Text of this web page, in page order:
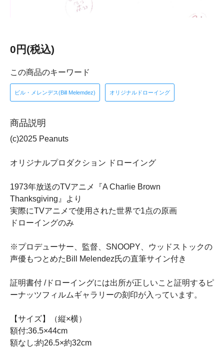
0円(税込)
この商品のキーワード
ビル・メレンデス(Bill Melemdez) オリジナルドローイング
商品説明
(c)2025 Peanuts
オリジナルプロダクション ドローイング
1973年放送のTVアニメ『A Charlie Brown
Thanksgiving』より
実際にTVアニメで使用された世界で1点の原画
ドローイングのみ
※プロデューサー、監督、SNOOPY、ウッドストックの
声優もつとめたBill Melendez氏の直筆サイン付き
証明書付 /ドローイングには出所が正しいこと証明するピ
ーナッツフィルムギャラリーの刻印が入っています。
【サイズ】（縦×横）
額付:36.5×44cm
額なし:約26.5×約32cm